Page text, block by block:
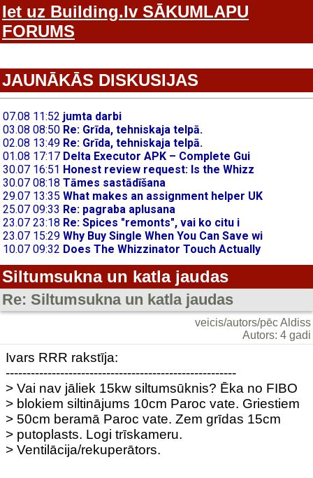
Iet uz Building.lv SĀKUMLAPU
FORUMS
JAUNĀKĀS DISKUSIJAS
Siltumsukna un katla jaudas
Re: Siltumsukna un katla jaudas
veicis/autors/pēc Aldiss
Autors: 4 gadi
Ivars RRR rakstīja:
-------------------------------------------------------
> Vai nav jāliek 15kw siltumsūknis? Ēka no FIBO
> blokiem siltinājums 10cm Paroc vate. Griestiem
> 50cm beramā Paroc vate. Zem grīdas 15cm
> putoplasts. Logi trīskameru.
> Ventilācija/rekuperātors.